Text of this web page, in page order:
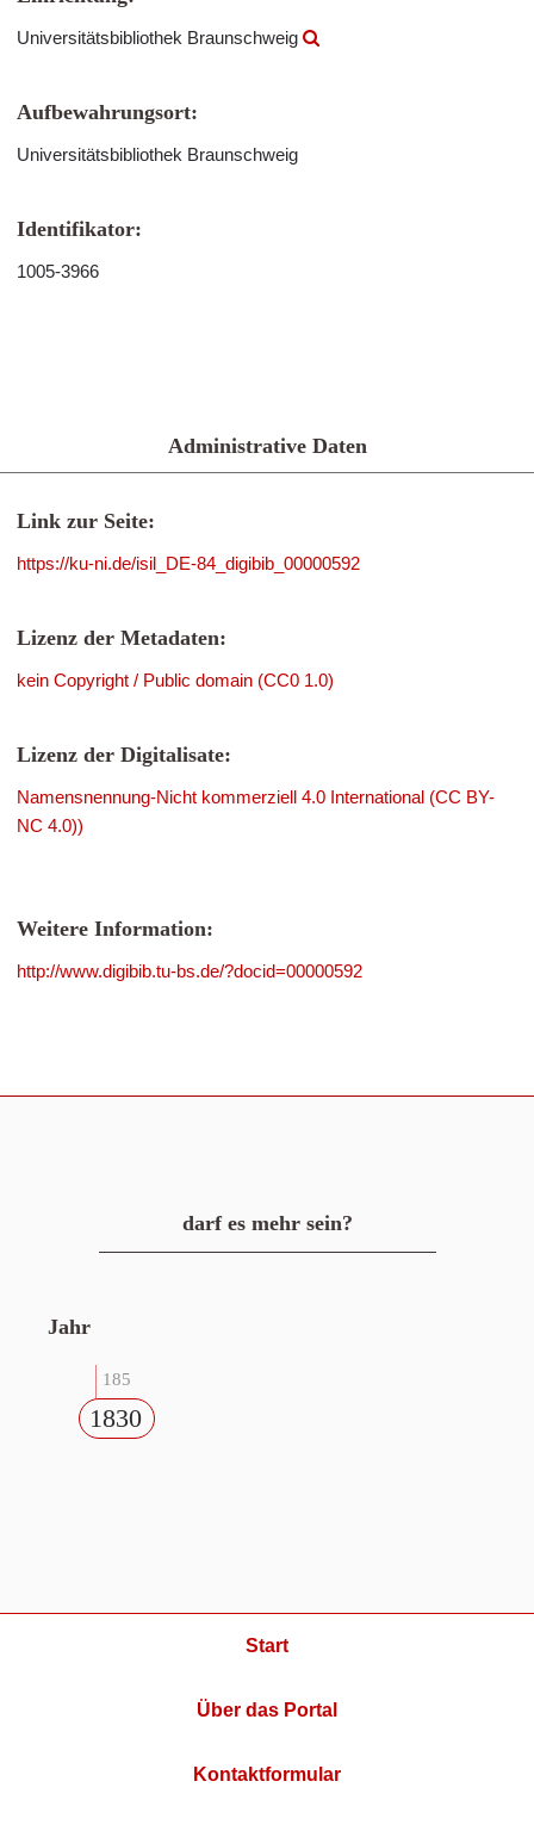
Universitätsbibliothek Braunschweig
Aufbewahrungsort:
Universitätsbibliothek Braunschweig
Identifikator:
1005-3966
Administrative Daten
Link zur Seite:
https://ku-ni.de/isil_DE-84_digibib_00000592
Lizenz der Metadaten:
kein Copyright / Public domain (CC0 1.0)
Lizenz der Digitalisate:
Namensnennung-Nicht kommerziell 4.0 International (CC BY-
NC 4.0))
Weitere Information:
http://www.digibib.tu-bs.de/?docid=00000592
darf es mehr sein?
Jahr
185
1830
Start
Über das Portal
Kontaktformular